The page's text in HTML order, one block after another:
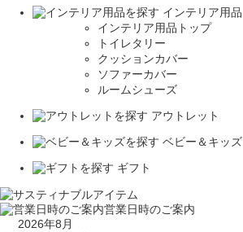
インテリア用品
インテリア用品トップ
トイレタリー
クッションカバー
ソファーカバー
ルームシューズ
アウトレット
ベビー＆キッズ
ギフト
営業日時のご案内
2026年8月